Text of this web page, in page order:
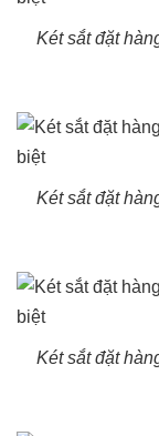
Két sắt đặt
Két sắt đặt
Két sắt đặt